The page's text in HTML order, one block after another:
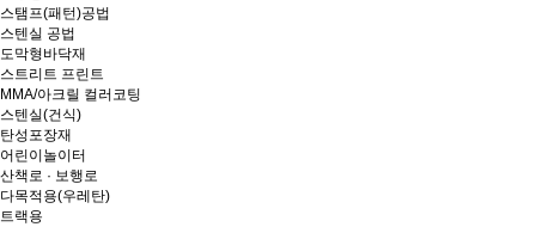
스탬프(패턴)공법
스텐실 공법
도막형바닥재
스트리트 프린트
MMA/아크릴 컬러코팅
스텐실(건식)
탄성포장재
어린이놀이터
산책로 · 보행로
다목적용(우레탄)
트랙용